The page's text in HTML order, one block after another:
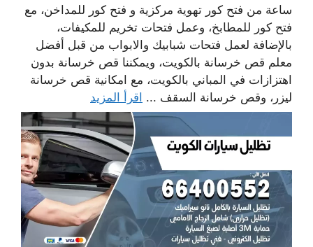
ساعة من فتح كور تهوية مركزية و فتح كور للمداخن، مع
فتح كور للمطابخ، وعمل فتحات تخريم للمكيفات،
بالإضافة لعمل فتحات شبابيك والابواب من قبل أفضل
معلم قص خرسانة بالكويت، ويمكننا قص خرسانة بدون
اهتزازات في المباني بالكويت، مع امكانية قص خرسانة
ليزر، وقص خرسانة السقف ... اقرأ المزيد